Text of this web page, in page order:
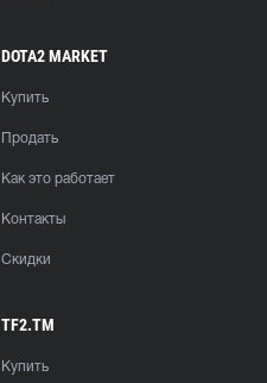
DOTA2 MARKET
Купить
Продать
Как это работает
Контакты
Скидки
TF2.TM
Купить